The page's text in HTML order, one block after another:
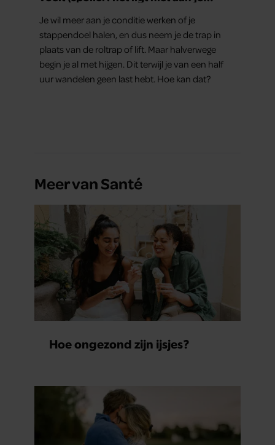
Je wil meer aan je conditie werken of je
stappendoel halen, en dus neem je de trap in
plaats van de roltrap of lift. Maar halverwege
begin je al met hijgen. Dit terwijl je van een half
uur wandelen geen last hebt. Hoe kan dat?
Meer van Santé
Hoe ongezond zijn ijsjes?